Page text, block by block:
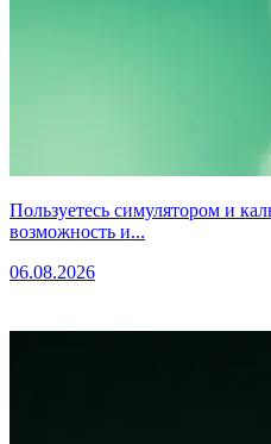
Пользуетесь симулятором и
возможность и...
06.08.2026